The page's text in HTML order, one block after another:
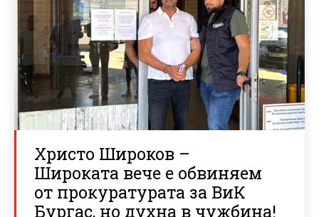
Христо Широков –
Широката вече е обвиняем
от прокуратурата за ВиК
Бургас, но духна в чужбина!